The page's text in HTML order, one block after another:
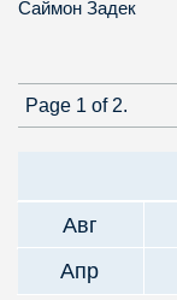
Саймон Задек
Page 1 of 2.
Авг
Апр